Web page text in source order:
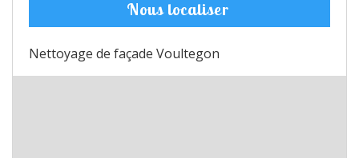
Nous localiser
Nettoyage de façade Voultegon